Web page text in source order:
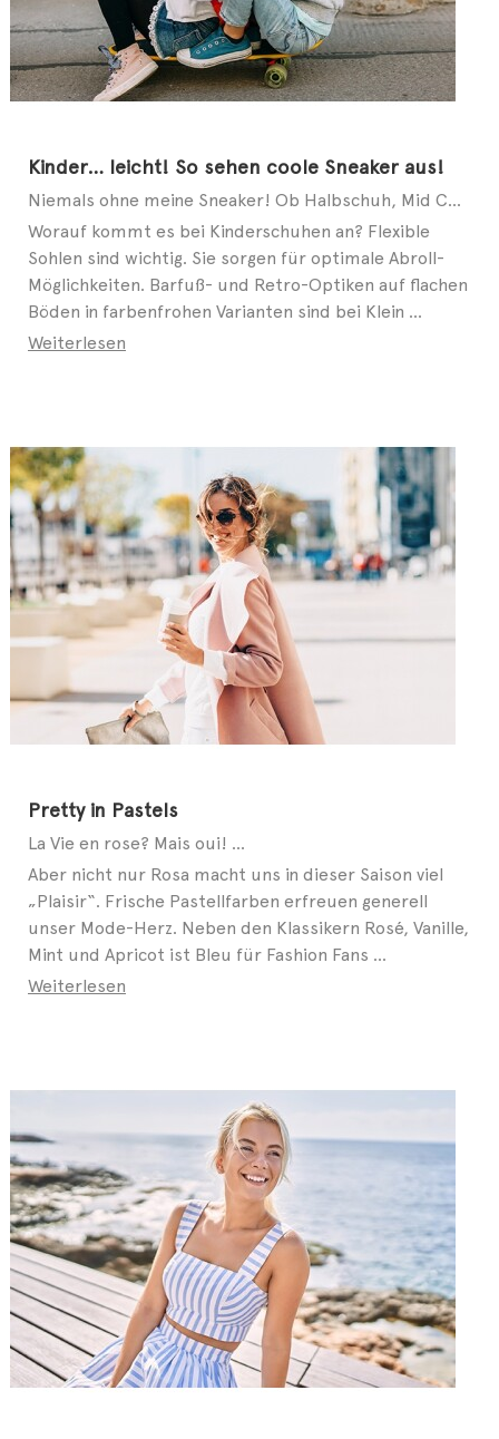
Kinder… leicht! So sehen coole Sneaker aus!
Niemals ohne meine Sneaker! Ob Halbschuh, Mid Cut oder Slip-on – auch bei modebewussten Kids geht ...
Worauf kommt es bei Kinderschuhen an? Flexible
Sohlen sind wichtig. Sie sorgen für optimale Abroll-
Möglichkeiten. Barfuß- und Retro-Optiken auf flachen
Böden in farbenfrohen Varianten sind bei Klein ...
Weiterlesen
Pretty in Pastels
La Vie en rose? Mais oui! ...
Aber nicht nur Rosa macht uns in dieser Saison viel
„Plaisir“. Frische Pastellfarben erfreuen generell
unser Mode-Herz. Neben den Klassikern Rosé, Vanille,
Mint und Apricot ist Bleu für Fashion Fans ...
Weiterlesen